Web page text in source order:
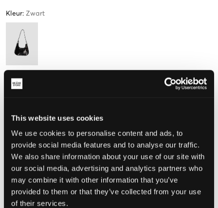
This website uses cookies
We use cookies to personalise content and ads, to
provide social media features and to analyse our traffic.
We also share information about your use of our site with
our social media, advertising and analytics partners who
may combine it with other information that you’ve
provided to them or that they’ve collected from your use
of their services.
Kleur: Zwart
Maat
De maat lijkt
Te klein Perfect Te groot
MAATTABEL
KIES EEN MAAT